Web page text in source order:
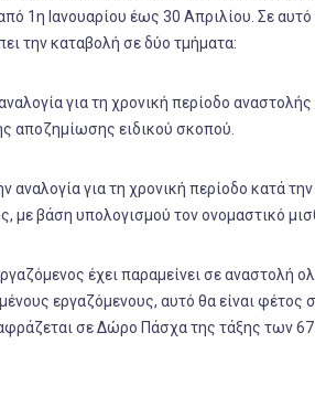
1η Ιανουαρίου έως 30 Απριλίου. Σε
την καταβολή σε δύο τμήματα:
για τη χρονική περίοδο
αποζημίωσης ειδικού σκοπού.
αναλογία για τη χρονική περίοδο κατά
με βάση υπολογισμού τον ονομαστικό
έχει παραμείνει σε αναστολή
εργαζόμενους, αυτό θα είναι
σε Δώρο Πάσχα της τάξης των